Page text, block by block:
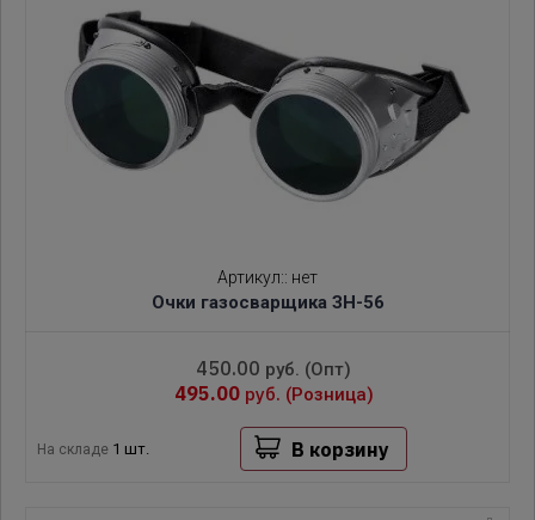
Артикул:: нет
Очки газосварщика ЗН-56
450.00 руб. (Опт)
495.00 руб. (Розница)
На складе 1 шт. В корзину